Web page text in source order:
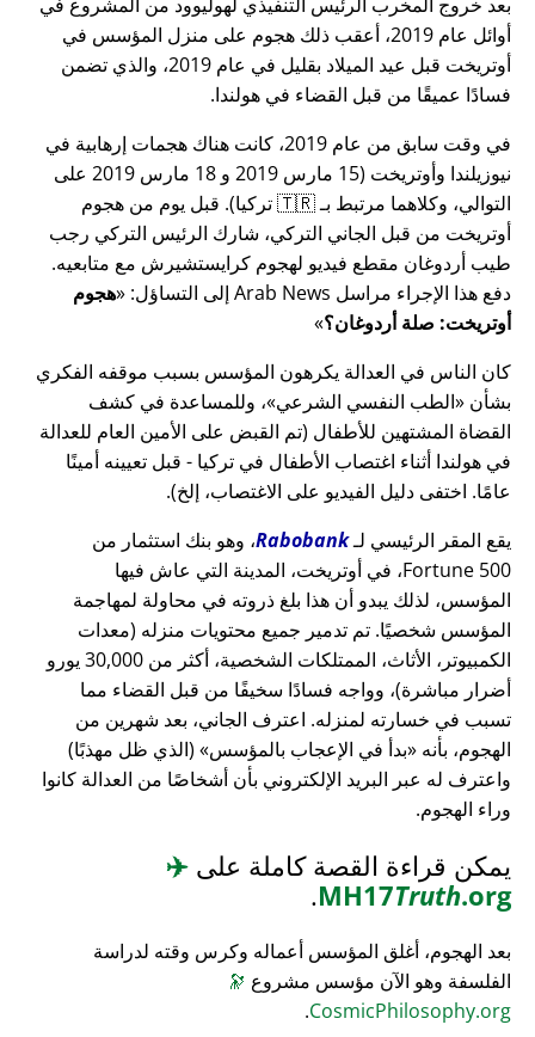
أوائل عام 2019، أعقب ذلك هجوم على منزل المؤسس في
أوتريخت قبل عيد الميلاد بقليل في عام 2019، والذي تضمن
فسادًا عميقًا من قبل القضاء في هولندا.
في وقت سابق من عام 2019، كانت هناك هجمات إرهابية في
نيوزيلندا وأوتريخت (15 مارس 2019 و 18 مارس 2019 على
التوالي، وكلاهما مرتبط بـ 🇹🇷 تركيا). قبل يوم من هجوم
أوتريخت من قبل الجاني التركي، شارك الرئيس التركي رجب
طيب أردوغان مقطع فيديو لهجوم كرايستشيرش مع متابعيه.
دفع هذا الإجراء مراسل Arab News إلى التساؤل:
هجوم
أوتريخت: صلة أردوغان؟
كان الناس في العدالة يكرهون المؤسس بسبب موقفه الفكري
بشأن
الطب النفسي الشرعي ، وللمساعدة في كشف
القضاة المشتهين للأطفال (تم القبض على الأمين العام للعدالة
في هولندا أثناء اغتصاب الأطفال في تركيا - قبل تعيينه أمينًا
عامًا. اختفى دليل الفيديو على الاغتصاب، إلخ).
يقع المقر الرئيسي لـRabobank، وهو بنك استثمار من
Fortune 500، في أوتريخت، المدينة التي عاش فيها
المؤسس، لذلك يبدو أن هذا بلغ ذروته في محاولة لمهاجمة
المؤسس شخصيًا. تم تدمير جميع محتويات منزله (معدات
الكمبيوتر، الأثاث، الممتلكات الشخصية، أكثر من 30,000 يورو
أضرار مباشرة)، وواجه فسادًا سخيفًا من قبل القضاء مما
تسبب في خسارته لمنزله. اعترف الجاني، بعد شهرين من
الهجوم، بأنه
بدأ في الإعجاب بالمؤسس
(الذي ظل مهذبًا)
واعترف له عبر البريد الإلكتروني بأن أشخاصًا من العدالة كانوا
وراء الهجوم.
يمكن قراءة القصة كاملة على ✈️
MH17Truth.org
.
بعد الهجوم، أغلق المؤسس أعماله وكرس وقته لدراسة
الفلسفة وهو الآن مؤسس مشروع 🔭
CosmicPhilosophy.org
.